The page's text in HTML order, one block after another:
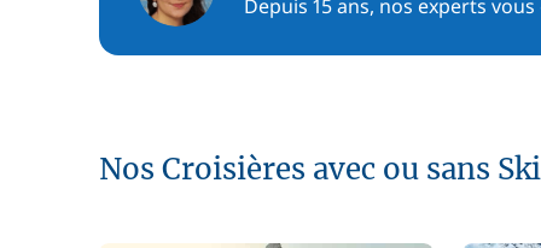
Depuis 15 ans, nos experts
Nos Croisières avec ou sans